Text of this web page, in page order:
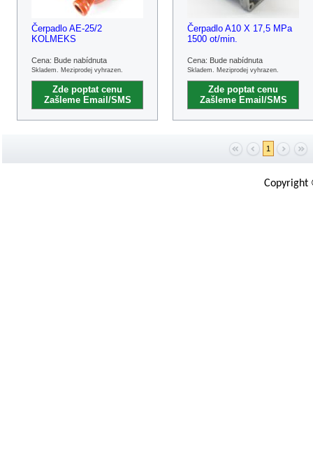
Čerpadlo AE-25/2
KOLMEKS
Cena: Bude nabídnuta
Skladem. Meziprodej vyhrazen.
Zde poptat cenu
Zašleme Email/SMS
Čerpadlo A10 X 17,5 MPa
1500 ot/min.
Cena: Bude nabídnuta
Skladem. Meziprodej vyhrazen.
Zde poptat cenu
Zašleme Email/SMS
1
Copyright